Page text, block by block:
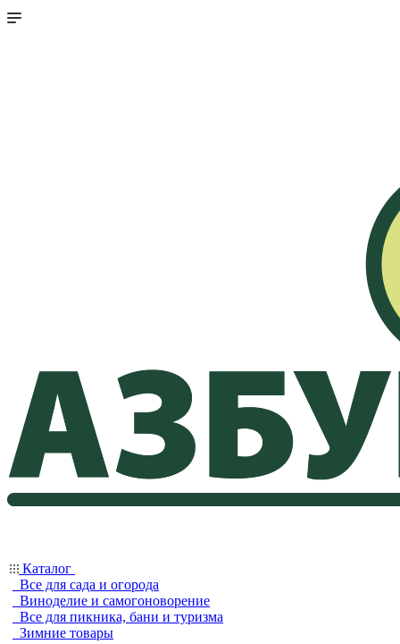
Каталог
Все для сада и огорода
Виноделие и самогоноворение
Все для пикника, бани и туризма
Зимние товары